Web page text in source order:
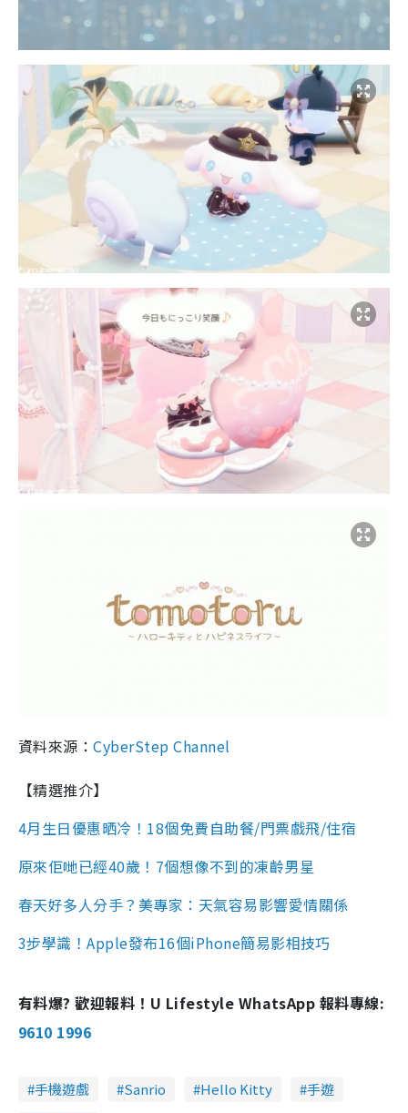
資料來源：CyberStep Channel
【精選推介】
4月生日優惠晒冷！18個免費自助餐/門票戲飛/住宿
原來佢哋已經40歲！7個想像不到的凍齡男星
春天好多人分手？美專家：天氣容易影響愛情關係
3步學識！Apple發布16個iPhone簡易影相技巧
有料爆? 歡迎報料！U Lifestyle WhatsApp 報料專線:
9610 1996
手機遊戲 Sanrio Hello Kitty
手遊